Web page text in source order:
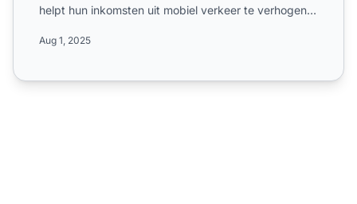
helpt hun inkomsten uit mobiel verkeer te verhogen
Aug 1, 2025